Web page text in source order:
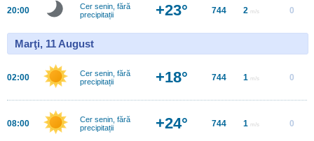
20:00
Cer senin, fără
precipitații
+23° 744 2 m/s 0
Marţi, 11 August
02:00
Cer senin, fără
precipitații
+18° 744 1 m/s 0
08:00
Cer senin, fără
precipitații
+24° 744 1 m/s 0